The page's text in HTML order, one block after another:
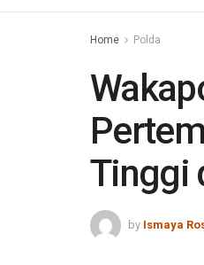
Home Polda
Tinggi
by Ismaya